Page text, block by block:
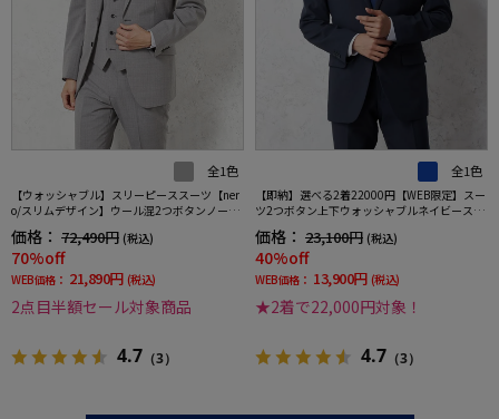
全1色
【ウォッシャブル】スリーピーススーツ【ner
o/スリムデザイン】ウール混2つボタンノータ
ックストライプ
価格： 72,490円 (税込)
70%off
WEB価格： 21,890円 (税込)
2点目半額セール対象商品
4.7 （3）
全1色
【即納】選べる2着22000円【WEB限定】スー
ツ2つボタン上下ウォッシャブルネイビースト
ライプ3シーズン対応
価格： 23,100円 (税込)
40%off
WEB価格： 13,900円 (税込)
★2着で22,000円対象！
4.7 （3）